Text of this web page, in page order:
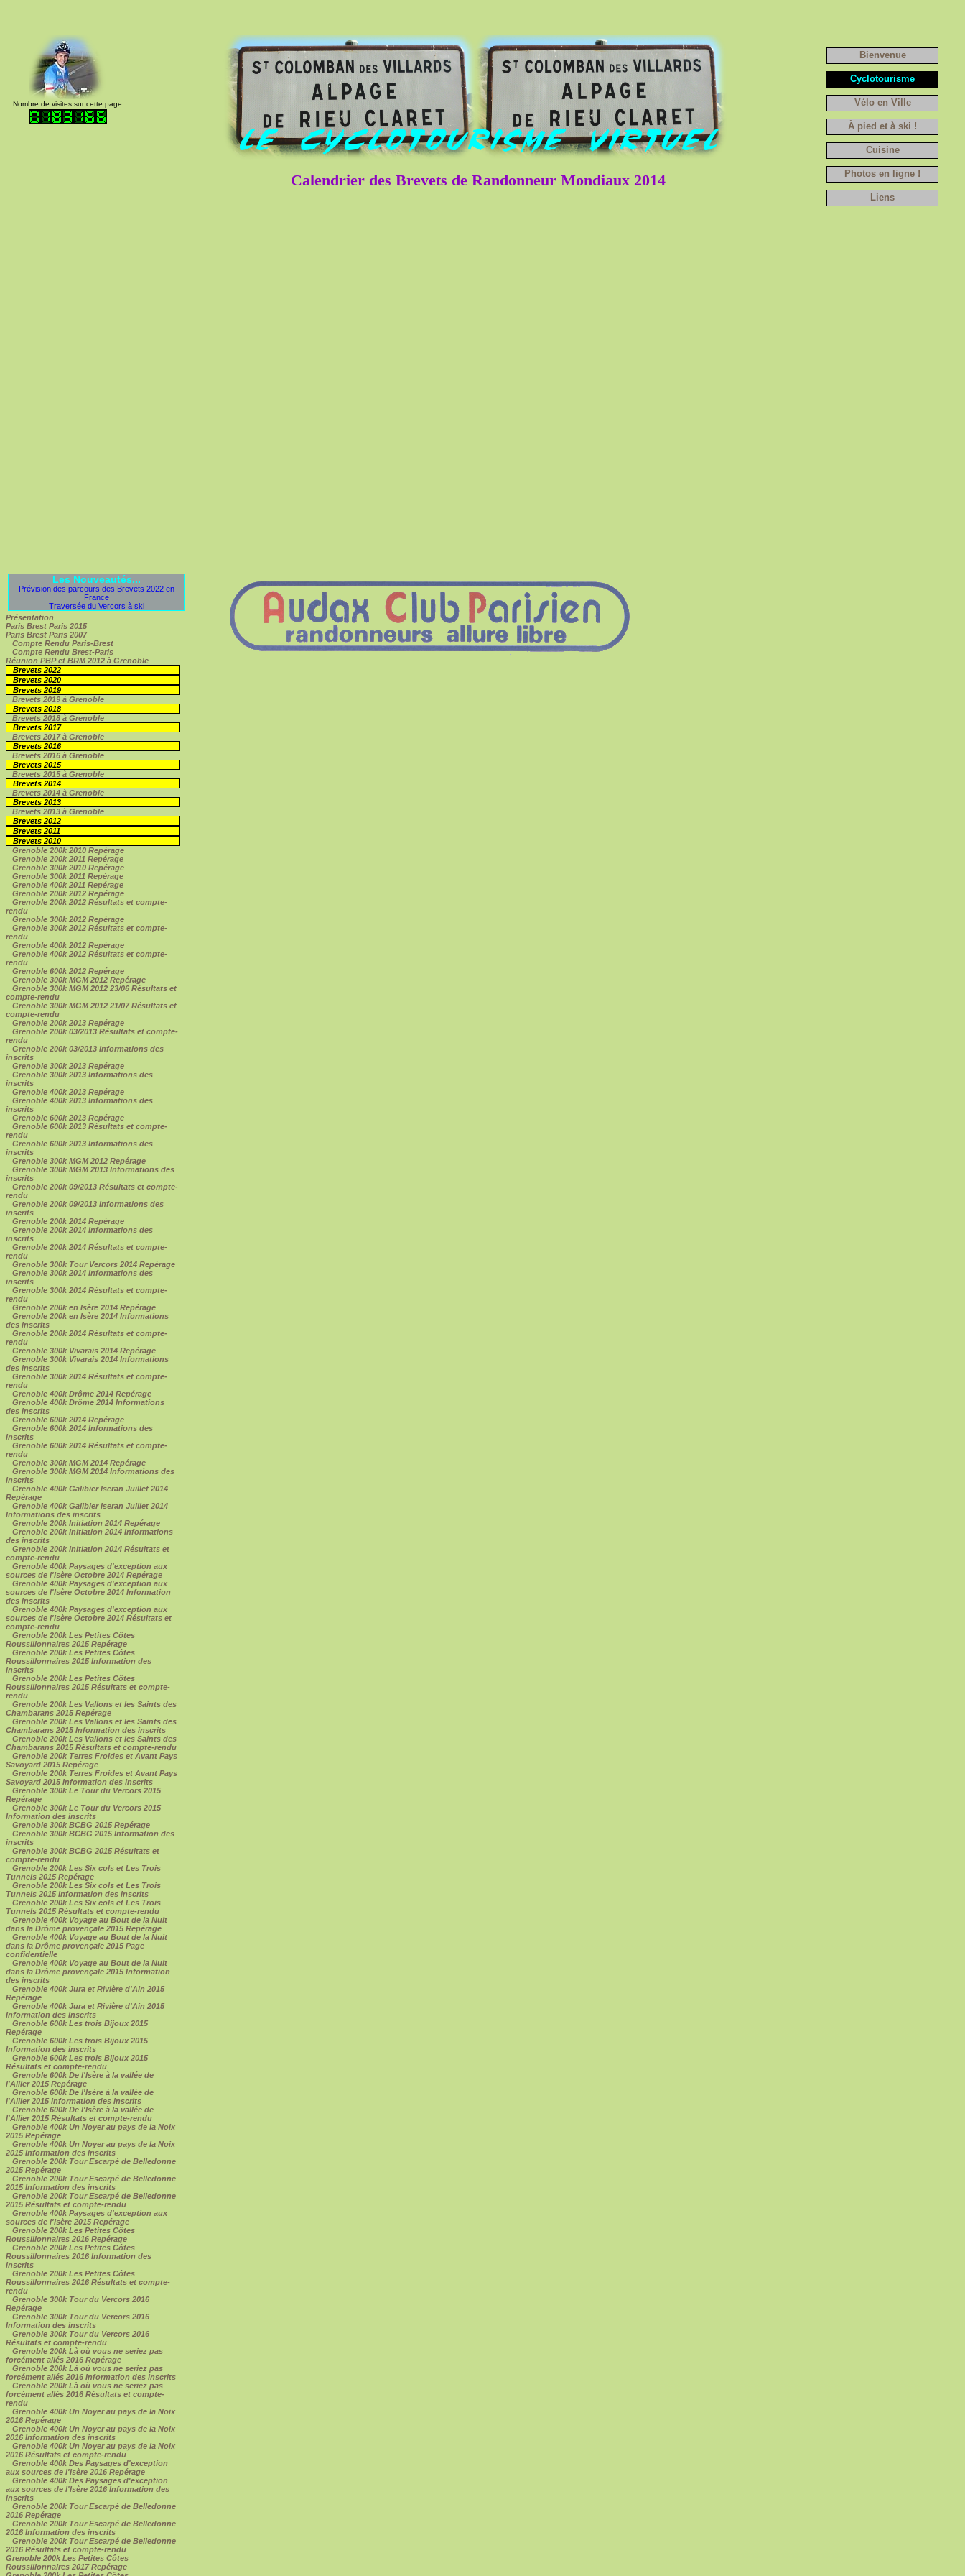
Nombre de visites sur cette page
Calendrier des Brevets de Randonneur Mondiaux 2014
Bienvenue
Cyclotourisme
Vélo en Ville
À pied et à ski !
Cuisine
Photos en ligne !
Liens
Les Nouveautés...
Prévision des parcours des Brevets 2022 en
France
Traversée du Vercors à ski
Présentation
Paris Brest Paris 2015
Paris Brest Paris 2007
Compte Rendu Paris-Brest
Compte Rendu Brest-Paris
Réunion PBP et BRM 2012 à Grenoble
Brevets 2022
Brevets 2020
Brevets 2019
Brevets 2019 à Grenoble
Brevets 2018
Brevets 2018 à Grenoble
Brevets 2017
Brevets 2017 à Grenoble
Brevets 2016
Brevets 2016 à Grenoble
Brevets 2015
Brevets 2015 à Grenoble
Brevets 2014
Brevets 2014 à Grenoble
Brevets 2013
Brevets 2013 à Grenoble
Brevets 2012
Brevets 2011
Brevets 2010
Grenoble 200k 2010 Repérage
Grenoble 200k 2011 Repérage
Grenoble 300k 2010 Repérage
Grenoble 300k 2011 Repérage
Grenoble 400k 2011 Repérage
Grenoble 200k 2012 Repérage
Grenoble 200k 2012 Résultats et compte-
rendu
Grenoble 300k 2012 Repérage
Grenoble 300k 2012 Résultats et compte-
rendu
Grenoble 400k 2012 Repérage
Grenoble 400k 2012 Résultats et compte-
rendu
Grenoble 600k 2012 Repérage
Grenoble 300k MGM 2012 Repérage
Grenoble 300k MGM 2012 23/06 Résultats et
compte-rendu
Grenoble 300k MGM 2012 21/07 Résultats et
compte-rendu
Grenoble 200k 2013 Repérage
Grenoble 200k 03/2013 Résultats et compte-
rendu
Grenoble 200k 03/2013 Informations des
inscrits
Grenoble 300k 2013 Repérage
Grenoble 300k 2013 Informations des
inscrits
Grenoble 400k 2013 Repérage
Grenoble 400k 2013 Informations des
inscrits
Grenoble 600k 2013 Repérage
Grenoble 600k 2013 Résultats et compte-
rendu
Grenoble 600k 2013 Informations des
inscrits
Grenoble 300k MGM 2012 Repérage
Grenoble 300k MGM 2013 Informations des
inscrits
Grenoble 200k 09/2013 Résultats et compte-
rendu
Grenoble 200k 09/2013 Informations des
inscrits
Grenoble 200k 2014 Repérage
Grenoble 200k 2014 Informations des
inscrits
Grenoble 200k 2014 Résultats et compte-
rendu
Grenoble 300k Tour Vercors 2014 Repérage
Grenoble 300k 2014 Informations des
inscrits
Grenoble 300k 2014 Résultats et compte-
rendu
Grenoble 200k en Isère 2014 Repérage
Grenoble 200k en Isère 2014 Informations
des inscrits
Grenoble 200k 2014 Résultats et compte-
rendu
Grenoble 300k Vivarais 2014 Repérage
Grenoble 300k Vivarais 2014 Informations
des inscrits
Grenoble 300k 2014 Résultats et compte-
rendu
Grenoble 400k Drôme 2014 Repérage
Grenoble 400k Drôme 2014 Informations
des inscrits
Grenoble 600k 2014 Repérage
Grenoble 600k 2014 Informations des
inscrits
Grenoble 600k 2014 Résultats et compte-
rendu
Grenoble 300k MGM 2014 Repérage
Grenoble 300k MGM 2014 Informations des
inscrits
Grenoble 400k Galibier Iseran Juillet 2014
Repérage
Grenoble 400k Galibier Iseran Juillet 2014
Informations des inscrits
Grenoble 200k Initiation 2014 Repérage
Grenoble 200k Initiation 2014 Informations
des inscrits
Grenoble 200k Initiation 2014 Résultats et
compte-rendu
Grenoble 400k Paysages d'exception aux
sources de l'Isère Octobre 2014 Repérage
Grenoble 400k Paysages d'exception aux
sources de l'Isère Octobre 2014 Information
des inscrits
Grenoble 400k Paysages d'exception aux
sources de l'Isère Octobre 2014 Résultats et
compte-rendu
Grenoble 200k Les Petites Côtes
Roussillonnaires 2015 Repérage
Grenoble 200k Les Petites Côtes
Roussillonnaires 2015 Information des
inscrits
Grenoble 200k Les Petites Côtes
Roussillonnaires 2015 Résultats et compte-
rendu
Grenoble 200k Les Vallons et les Saints des
Chambarans 2015 Repérage
Grenoble 200k Les Vallons et les Saints des
Chambarans 2015 Information des inscrits
Grenoble 200k Les Vallons et les Saints des
Chambarans 2015 Résultats et compte-rendu
Grenoble 200k Terres Froides et Avant Pays
Savoyard 2015 Repérage
Grenoble 200k Terres Froides et Avant Pays
Savoyard 2015 Information des inscrits
Grenoble 300k Le Tour du Vercors 2015
Repérage
Grenoble 300k Le Tour du Vercors 2015
Information des inscrits
Grenoble 300k BCBG 2015 Repérage
Grenoble 300k BCBG 2015 Information des
inscrits
Grenoble 300k BCBG 2015 Résultats et
compte-rendu
Grenoble 200k Les Six cols et Les Trois
Tunnels 2015 Repérage
Grenoble 200k Les Six cols et Les Trois
Tunnels 2015 Information des inscrits
Grenoble 200k Les Six cols et Les Trois
Tunnels 2015 Résultats et compte-rendu
Grenoble 400k Voyage au Bout de la Nuit
dans la Drôme provençale 2015 Repérage
Grenoble 400k Voyage au Bout de la Nuit
dans la Drôme provençale 2015 Page
confidentielle
Grenoble 400k Voyage au Bout de la Nuit
dans la Drôme provençale 2015 Information
des inscrits
Grenoble 400k Jura et Rivière d'Ain 2015
Repérage
Grenoble 400k Jura et Rivière d'Ain 2015
Information des inscrits
Grenoble 600k Les trois Bijoux 2015
Repérage
Grenoble 600k Les trois Bijoux 2015
Information des inscrits
Grenoble 600k Les trois Bijoux 2015
Résultats et compte-rendu
Grenoble 600k De l'Isère à la vallée de
l'Allier 2015 Repérage
Grenoble 600k De l'Isère à la vallée de
l'Allier 2015 Information des inscrits
Grenoble 600k De l'Isère à la vallée de
l'Allier 2015 Résultats et compte-rendu
Grenoble 400k Un Noyer au pays de la Noix
2015 Repérage
Grenoble 400k Un Noyer au pays de la Noix
2015 Information des inscrits
Grenoble 200k Tour Escarpé de Belledonne
2015 Repérage
Grenoble 200k Tour Escarpé de Belledonne
2015 Information des inscrits
Grenoble 200k Tour Escarpé de Belledonne
2015 Résultats et compte-rendu
Grenoble 400k Paysages d'exception aux
sources de l'Isère 2015 Repérage
Grenoble 200k Les Petites Côtes
Roussillonnaires 2016 Repérage
Grenoble 200k Les Petites Côtes
Roussillonnaires 2016 Information des
inscrits
Grenoble 200k Les Petites Côtes
Roussillonnaires 2016 Résultats et compte-
rendu
Grenoble 300k Tour du Vercors 2016
Repérage
Grenoble 300k Tour du Vercors 2016
Information des inscrits
Grenoble 300k Tour du Vercors 2016
Résultats et compte-rendu
Grenoble 200k Là où vous ne seriez pas
forcément allés 2016 Repérage
Grenoble 200k Là où vous ne seriez pas
forcément allés 2016 Information des inscrits
Grenoble 200k Là où vous ne seriez pas
forcément allés 2016 Résultats et compte-
rendu
Grenoble 400k Un Noyer au pays de la Noix
2016 Repérage
Grenoble 400k Un Noyer au pays de la Noix
2016 Information des inscrits
Grenoble 400k Un Noyer au pays de la Noix
2016 Résultats et compte-rendu
Grenoble 400k Des Paysages d'exception
aux sources de l'Isère 2016 Repérage
Grenoble 400k Des Paysages d'exception
aux sources de l'Isère 2016 Information des
inscrits
Grenoble 200k Tour Escarpé de Belledonne
2016 Repérage
Grenoble 200k Tour Escarpé de Belledonne
2016 Information des inscrits
Grenoble 200k Tour Escarpé de Belledonne
2016 Résultats et compte-rendu
Grenoble 200k Les Petites Côtes
Roussillonnaires 2017 Repérage